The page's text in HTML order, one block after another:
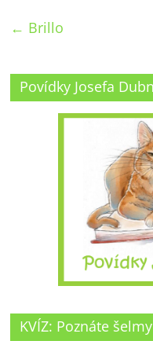
← Brillo
Povídky Josefa
KVÍZ: Poznáte